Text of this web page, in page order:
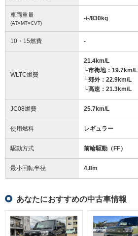
車両重量
(AT×MT×CVT)
-/-/830kg
10・15燃費 -
WLTC燃費
21.4km/L
└市街地：19.7km/L
└郊外：22.9km/L
└高速：21.3km/L
JC08燃費 25.7km/L
使用燃料 レギュラー
駆動方式 前輪駆動（FF）
最小回転半径 4.8m
あなたにおすすめの中古車情報